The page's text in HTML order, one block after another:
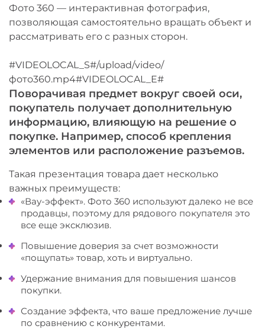
Фото 360 — интерактивная фотография,
позволяющая самостоятельно вращать объект и
рассматривать его с разных сторон.
#VIDEOLOCAL_S#/upload/video/
фото360.mp4#VIDEOLOCAL_E#
Поворачивая предмет вокруг своей оси,
покупатель получает дополнительную
информацию, влияющую на решение о
покупке. Например, способ крепления
элементов или расположение разъемов.
Такая презентация товара дает несколько
важных преимуществ:
«Вау-эффект». Фото 360 используют далеко не все
продавцы, поэтому для рядового покупателя это
все еще эксклюзив.
Повышение доверия за счет возможности
«пощупать» товар, хоть и виртуально.
Удержание внимания для повышения шансов
покупки.
Создание эффекта, что ваше предложение лучше
по сравнению с конкурентами.